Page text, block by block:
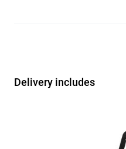
Delivery includes
1x Garantieschein